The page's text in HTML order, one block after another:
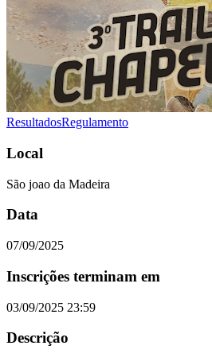
ResultadosRegulamento
Local
São joao da Madeira
Data
07/09/2025
Inscrições terminam em
03/09/2025 23:59
Descrição